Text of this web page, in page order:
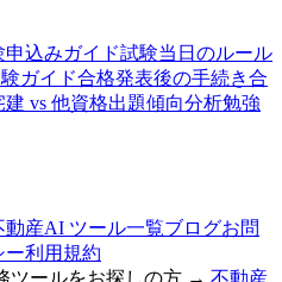
申込みガイド試験当日のルール
ガイド合格発表後の手続き合
建 vs 他資格出題傾向分析勉強
動産AI ツール一覧ブログお問
ー利用規約
ツールをお探しの方 → 不動産